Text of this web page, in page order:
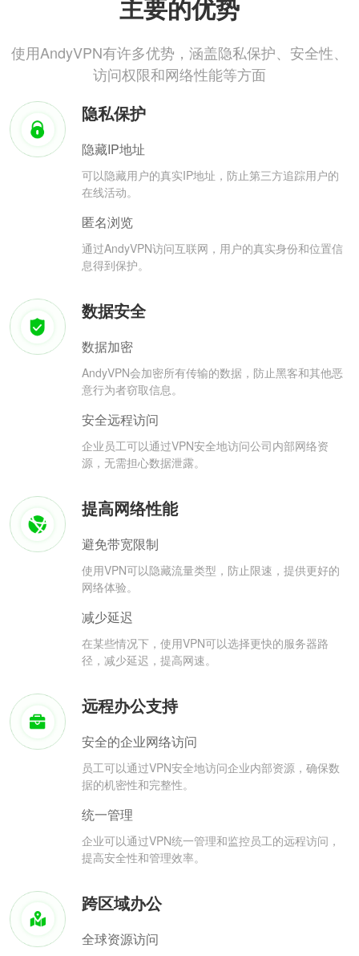
主要的优势
使用AndyVPN有许多优势，涵盖隐私保护、安全性、
访问权限和网络性能等方面
隐私保护
隐藏IP地址
可以隐藏用户的真实IP地址，防止第三方追踪用户的
在线活动。
匿名浏览
通过AndyVPN访问互联网，用户的真实身份和位置信
息得到保护。
数据安全
数据加密
AndyVPN会加密所有传输的数据，防止黑客和其他恶
意行为者窃取信息。
安全远程访问
企业员工可以通过VPN安全地访问公司内部网络资
源，无需担心数据泄露。
提高网络性能
避免带宽限制
使用VPN可以隐藏流量类型，防止限速，提供更好的
网络体验。
减少延迟
在某些情况下，使用VPN可以选择更快的服务器路
径，减少延迟，提高网速。
远程办公支持
安全的企业网络访问
员工可以通过VPN安全地访问企业内部资源，确保数
据的机密性和完整性。
统一管理
企业可以通过VPN统一管理和监控员工的远程访问，
提高安全性和管理效率。
跨区域办公
全球资源访问